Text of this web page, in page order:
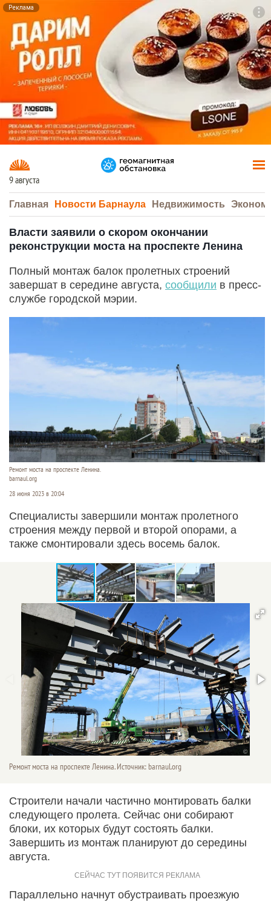
Реклама
9 августа
Главная Новости Барнаула Недвижимость
Власти заявили о скором окончании
реконструкции моста на проспекте Ленина
Полный монтаж балок пролетных строений
завершат в середине августа, сообщили в пресс-
службе городской мэрии.
Ремонт моста на проспекте Ленина.
barnaul.org
28 июня 2023 в 20:04
Специалисты завершили монтаж пролетного
строения между первой и второй опорами, а
также смонтировали здесь восемь балок.
Ремонт моста на проспекте Ленина. Источник: barnaul.org
Строители начали частично монтировать балки
следующего пролета. Сейчас они собирают
блоки, их которых будут состоять балки.
Завершить из монтаж планируют до середины
августа.
Параллельно начнут обустраивать проезжую